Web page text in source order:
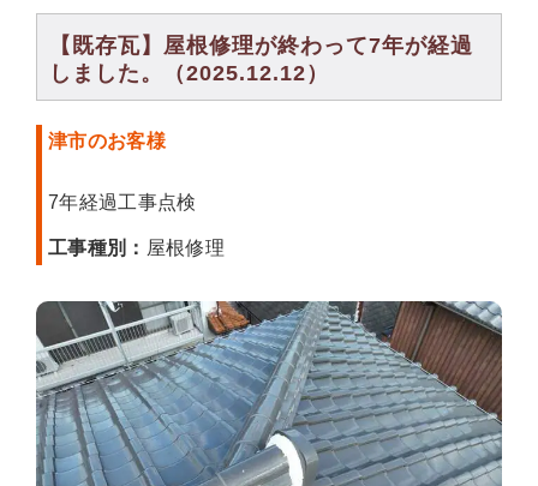
【既存瓦】屋根修理が終わって7年が経過
しました。（2025.12.12）
津市のお客様
7年経過工事点検
工事種別： 屋根修理